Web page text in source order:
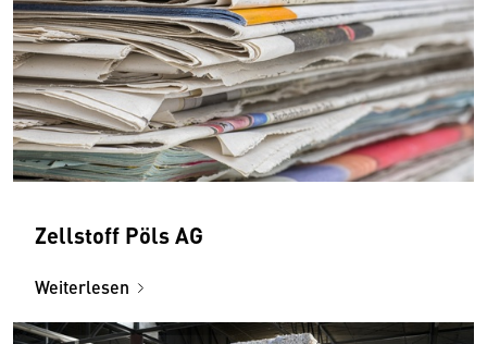
Zellstoff Pöls AG
Weiterlesen